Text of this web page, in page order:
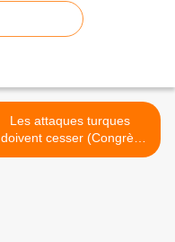
Les attaques turques
doivent cesser (Congrès
national du Kurdistan) >